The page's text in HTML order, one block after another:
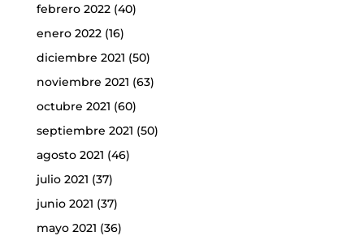
febrero 2022(40)
enero 2022(16)
diciembre 2021 (50)
noviembre 2021 (63)
octubre 2021 (60)
septiembre 2021 (50)
agosto 2021 (46)
julio 2021 (37)
junio 2021 (37)
mayo 2021 (36)